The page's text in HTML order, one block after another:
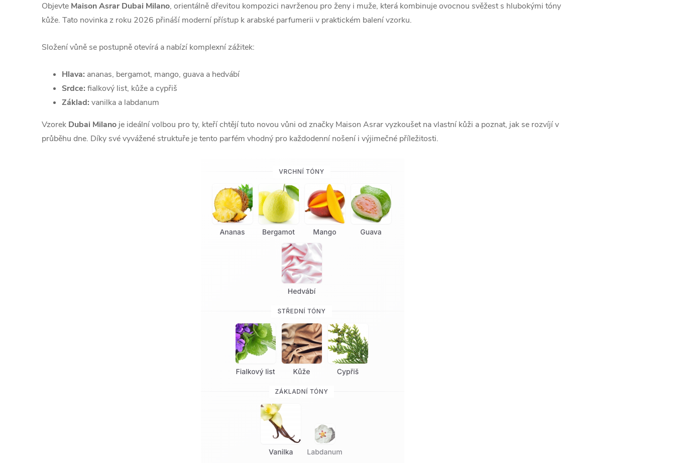
Objevte Maison Asrar Dubai Milano, orientálně dřevitou kompozici navrženou pro ženy i muže, která kombinuje ovocnou svěžest s hlubokými tóny
kůže. Tato novinka z roku 2026 přináší moderní přístup k arabské parfumerii v praktickém balení vzorku.
Složení vůně se postupně otevírá a nabízí komplexní zážitek:
Hlava: ananas, bergamot, mango, guava a hedvábí
Srdce: fialkový list, kůže a cypřiš
Základ: vanilka a labdanum
Vzorek Dubai Milano je ideální volbou pro ty, kteří chtějí tuto novou vůni od značky Maison Asrar vyzkoušet na vlastní kůži a poznat, jak se rozvíjí v
průběhu dne. Díky své vyvážené struktuře je tento parfém vhodný pro každodenní nošení i výjimečné příležitosti.